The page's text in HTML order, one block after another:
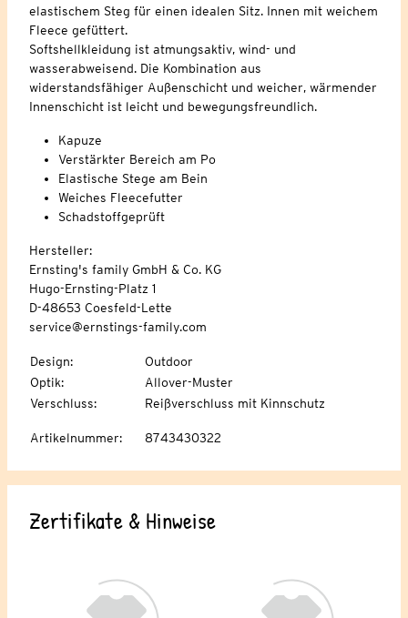
elastischem Steg für einen idealen Sitz. Innen mit weichem
Fleece gefüttert.
Softshellkleidung ist atmungsaktiv, wind- und
wasserabweisend. Die Kombination aus
widerstandsfähiger Außenschicht und weicher, wärmender
Innenschicht ist leicht und bewegungsfreundlich.
Kapuze
Verstärkter Bereich am Po
Elastische Stege am Bein
Weiches Fleecefutter
Schadstoffgeprüft
Hersteller:
Ernsting's family GmbH & Co. KG
Hugo-Ernsting-Platz 1
D-48653 Coesfeld-Lette
service@ernstings-family.com
Design:
Outdoor
Optik:
Allover-Muster
Verschluss: Reißverschluss mit Kinnschutz
Artikelnummer: 8743430322
Zertifikate & Hinweise